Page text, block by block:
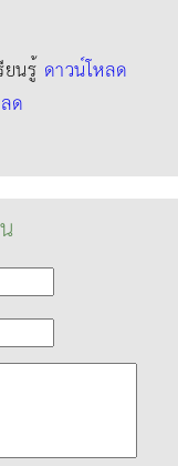
ยนรู้ ดาวน์โหลด
ด